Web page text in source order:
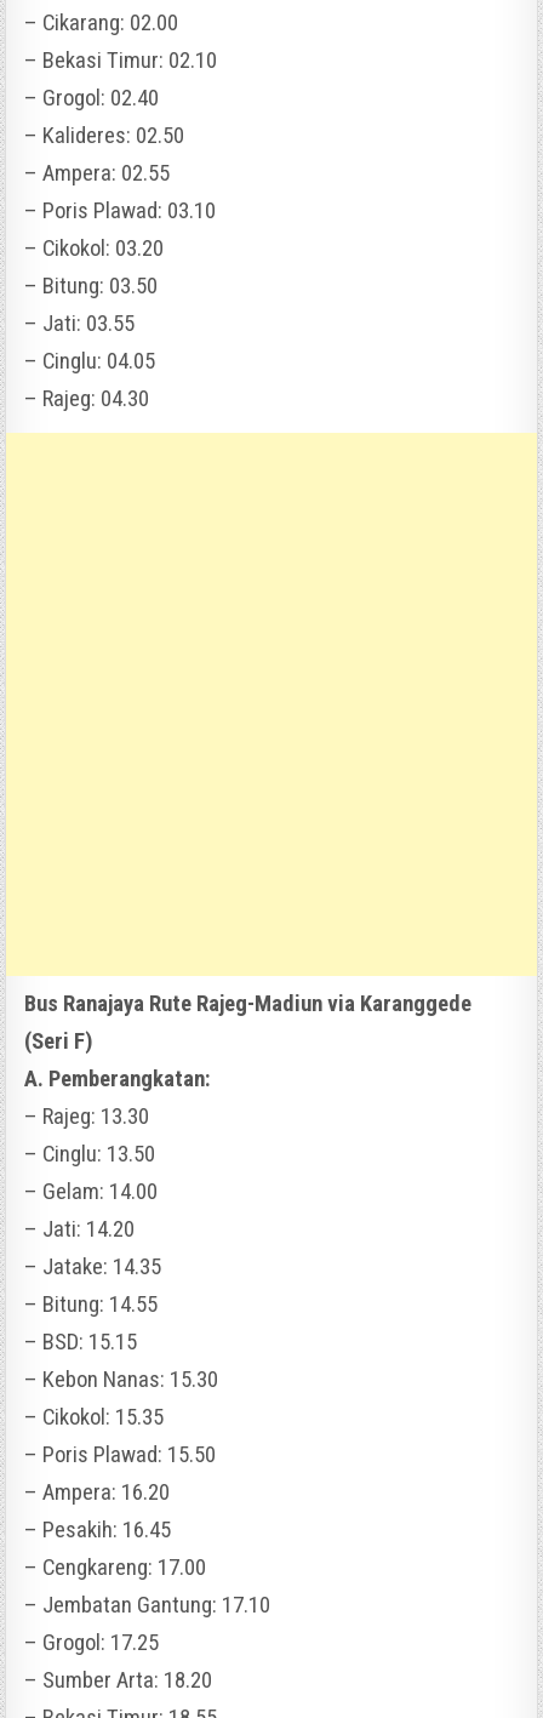
– Cikarang: 02.00
– Bekasi Timur: 02.10
– Grogol: 02.40
– Kalideres: 02.50
– Ampera: 02.55
– Poris Plawad: 03.10
– Cikokol: 03.20
– Bitung: 03.50
– Jati: 03.55
– Cinglu: 04.05
– Rajeg: 04.30
Bus Ranajaya Rute Rajeg-Madiun via Karanggede
(Seri F)
A. Pemberangkatan:
– Rajeg: 13.30
– Cinglu: 13.50
– Gelam: 14.00
– Jati: 14.20
– Jatake: 14.35
– Bitung: 14.55
– BSD: 15.15
– Kebon Nanas: 15.30
– Cikokol: 15.35
– Poris Plawad: 15.50
– Ampera: 16.20
– Pesakih: 16.45
– Cengkareng: 17.00
– Jembatan Gantung: 17.10
– Grogol: 17.25
– Sumber Arta: 18.20